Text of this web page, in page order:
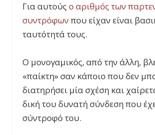
Για αυτούς ο αριθμός των
συντρόφων που είχαν είναι
ταυτότητά τους.
Ο μονογαμικός, από την άλλη,
«παίκτη» σαν κάποιο που δεν
διατηρήσει μία σχέση και
δική του δυνατή σύνδεση που
σύντροφό του.